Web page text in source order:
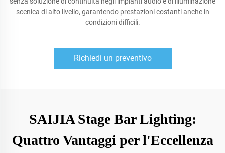
scenica di alto livello, garantendo prestazioni costanti anche in
condizioni difficili.
Richiedi un preventivo
SAIJIA Stage Bar Lighting:
Quattro Vantaggi per l'Eccellenza